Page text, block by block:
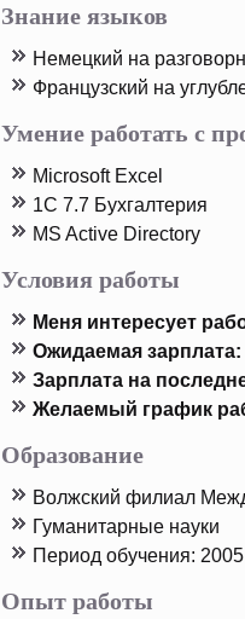
Знание языков
Немецкий на
Французский на
Умение работать с
Microsoft Excel
1C 7.7 Бухгалтерия
MS Active Directory
Условия работы
Меня интересует
Ожидаемая зарплата:
Зарплата на
Желаемый график
Образование
Волжский филиал
Гуманитарные науки
Период обучения:
Опыт работы